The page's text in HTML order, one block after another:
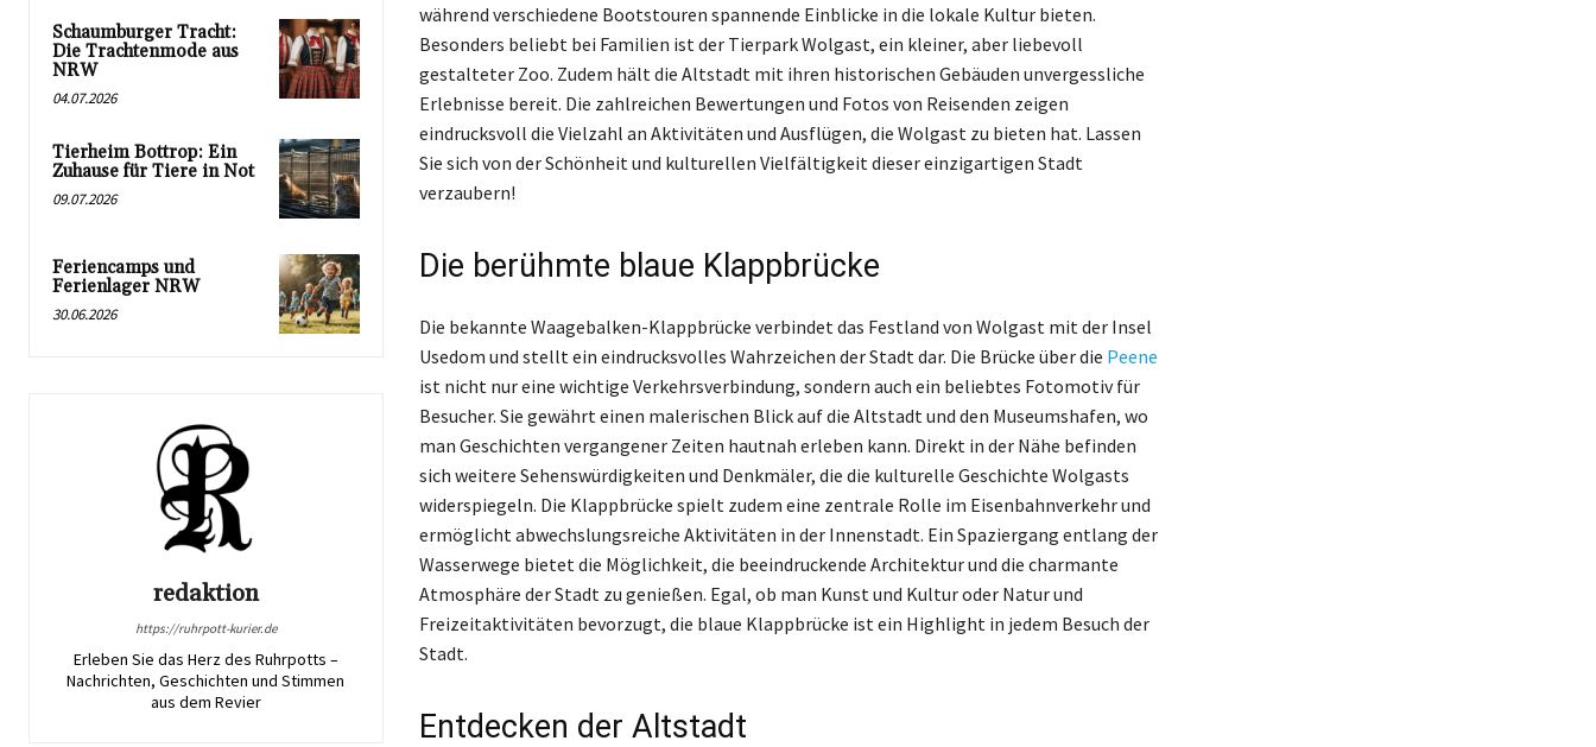
Schaumburger Tracht:
Die Trachtenmode aus
NRW
04.07.2026
Tierheim Bottrop: Ein
Zuhause für Tiere in Not
09.07.2026
Feriencamps und
Ferienlager NRW
30.06.2026
redaktion
https://ruhrpott-kurier.de
Erleben Sie das Herz des Ruhrpotts –
Nachrichten, Geschichten und Stimmen
aus dem Revier
während verschiedene Bootstouren spannende Einblicke in die lokale Kultur bieten.
Besonders beliebt bei Familien ist der Tierpark Wolgast, ein kleiner, aber liebevoll
gestalteter Zoo. Zudem hält die Altstadt mit ihren historischen Gebäuden unvergessliche
Erlebnisse bereit. Die zahlreichen Bewertungen und Fotos von Reisenden zeigen
eindrucksvoll die Vielzahl an Aktivitäten und Ausflügen, die Wolgast zu bieten hat. Lassen
Sie sich von der Schönheit und kulturellen Vielfältigkeit dieser einzigartigen Stadt
verzaubern!
Die berühmte blaue Klappbrücke
Die bekannte Waagebalken-Klappbrücke verbindet das Festland von Wolgast mit der Insel
Usedom und stellt ein eindrucksvolles Wahrzeichen der Stadt dar. Die Brücke über die Peene
ist nicht nur eine wichtige Verkehrsverbindung, sondern auch ein beliebtes Fotomotiv für
Besucher. Sie gewährt einen malerischen Blick auf die Altstadt und den Museumshafen, wo
man Geschichten vergangener Zeiten hautnah erleben kann. Direkt in der Nähe befinden
sich weitere Sehenswürdigkeiten und Denkmäler, die die kulturelle Geschichte Wolgasts
widerspiegeln. Die Klappbrücke spielt zudem eine zentrale Rolle im Eisenbahnverkehr und
ermöglicht abwechslungsreiche Aktivitäten in der Innenstadt. Ein Spaziergang entlang der
Wasserwege bietet die Möglichkeit, die beeindruckende Architektur und die charmante
Atmosphäre der Stadt zu genießen. Egal, ob man Kunst und Kultur oder Natur und
Freizeitaktivitäten bevorzugt, die blaue Klappbrücke ist ein Highlight in jedem Besuch der
Stadt.
Entdecken der Altstadt